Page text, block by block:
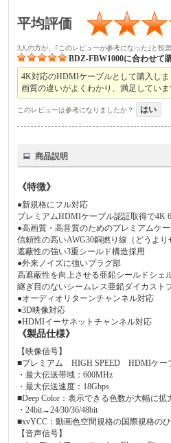
平均評価
3人の方が、｢このレビューが参考になった｣と投票
BDZ-FBW1000に合わせて
4K対応のHDMIケーブルとして購入しま
画質の違いがよくわかり、満足していま
このレビューは参考になりましたか？ はい
商品説明
《特徴》
●新規格にフル対応
プレミアムHDMIケーブル認証取得で4K
●高画質・高音質のためのプレミアムケ
信頼性の高いAWG30銅撚り線（どうより
遮蔽性の強い3重シールド構造採用
●外来ノイズに強いプラグ部
高遮蔽性を向上させる亜鉛シールドシェ
継ぎ目のないシームレス亜鉛ダイカスト
●オーディオリターンチャンネル対応
●3D映像対応
●HDMIイーサネットチャンネル対応
《製品仕様》
【映像信号】
■プレミアム HIGH SPEED HDMIケー
・最大伝送帯域：600MHz
・最大伝送速度：18Gbps
■Deep Color：表示できる色数が大幅に
・24bit→24/30/36/48bit
■xvYCC：動画色空間規格の国際規格の
【音声信号】